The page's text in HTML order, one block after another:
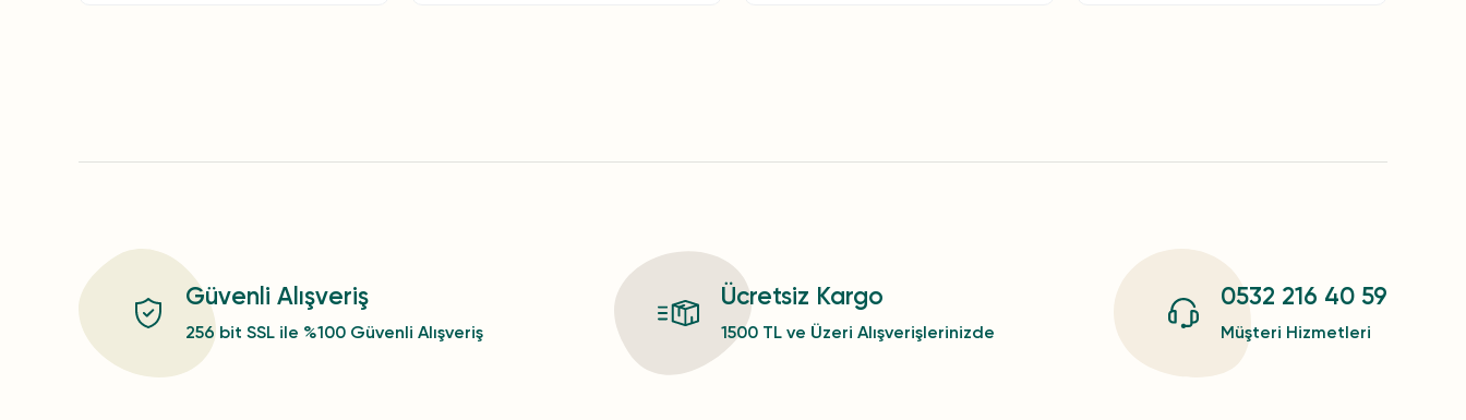
Güvenli Alışveriş
256 bit SSL ile %100 Güvenli Alışveriş
Ücretsiz Kargo
1500 TL ve Üzeri Alışverişlerinizde
0532 216 40 59
Müşteri Hizmetleri